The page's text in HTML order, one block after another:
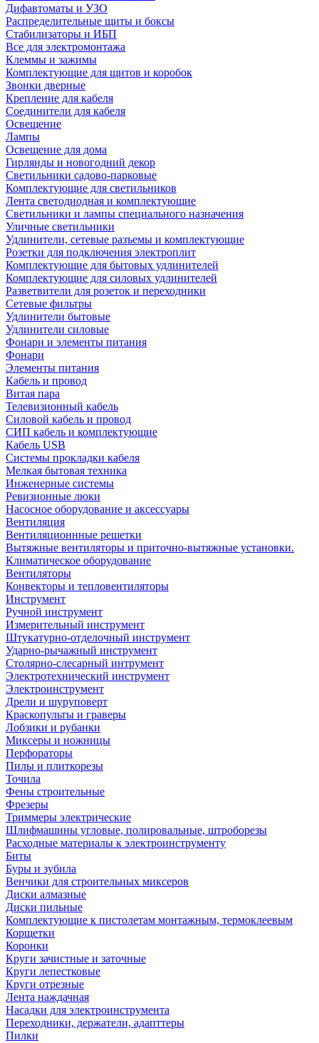
Дифавтоматы и УЗО
Распределительные щиты и боксы
Стабилизаторы и ИБП
Все для электромонтажа
Клеммы и зажимы
Комплектующие для щитов и коробок
Звонки дверные
Крепление для кабеля
Соединители для кабеля
Освещение
Лампы
Освещение для дома
Гирлянды и новогодний декор
Светильники садово-парковые
Комплектующие для светильников
Лента светодиодная и комплектующие
Светильники и лампы специального назначения
Уличные светильники
Удлинители, сетевые разъемы и комплектующие
Розетки для подключения электроплит
Комплектующие для бытовых удлинителей
Комплектующие для силовых удлинителей
Разветвители для розеток и переходники
Сетевые фильтры
Удлинители бытовые
Удлинители силовые
Фонари и элементы питания
Фонари
Элементы питания
Кабель и провод
Витая пара
Телевизионный кабель
Силовой кабель и провод
СИП кабель и комплектующие
Кабель USB
Системы прокладки кабеля
Мелкая бытовая техника
Инженерные системы
Ревизионные люки
Насосное оборудование и аксессуары
Вентиляция
Вентиляционнные решетки
Вытяжные вентиляторы и приточно-вытяжные установки.
Климатическое оборудование
Вентиляторы
Конвекторы и тепловентиляторы
Инструмент
Ручной инструмент
Измерительный инструмент
Штукатурно-отделочный инструмент
Ударно-рычажный инструмент
Столярно-слесарный интрумент
Электротехнический инструмент
Электроинструмент
Дрели и шуруповерт
Краскопульты и граверы
Лобзики и рубанки
Миксеры и ножницы
Перфораторы
Пилы и плиткорезы
Точила
Фены строительные
Фрезеры
Триммеры электрические
Шлифмашины угловые, полировальные, штроборезы
Расходные материалы к электроинструменту
Биты
Буры и зубила
Венчики для строительных миксеров
Диски алмазные
Диски пильные
Комплектующие к пистолетам монтажным, термоклеевым
Корщетки
Коронки
Круги зачистные и заточные
Круги лепестковые
Круги отрезные
Лента наждачная
Насадки для электроинструмента
Переходники, держатели, адапттеры
Пилки